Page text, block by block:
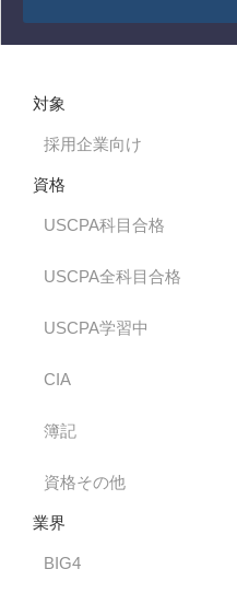
対象
採用企業向け
資格
USCPA科目合格
USCPA全科目合格
USCPA学習中
CIA
簿記
資格その他
業界
BIG4